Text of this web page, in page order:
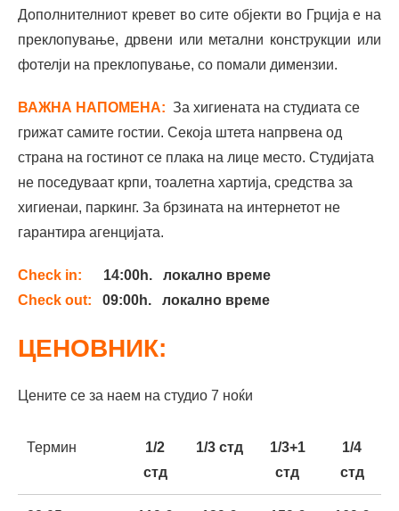
Дополнителниот кревет во сите објекти во Грција е на
преклопување, дрвени или метални конструкции или
фотелји на преклопување, со помали димензии.
ВАЖНA НАПОМЕНА: За хигиената на студиата се
грижат самите гостии. Секоја штета напрвена од
страна на гостинот се плака на лице место. Студијата
не поседуваат крпи, тоалетна хартија, средства за
хигиенаи, паркинг. За брзината на интернетот не
гарантира агенцијата.
Check in: 14:00h. локално време
Check out:
09:00h. локално време
ЦЕНОВНИК:
Цените се за наем на студио 7 ноќи
Термин
1/2
стд
1/3 стд
1/3+1
стд
1/4
стд